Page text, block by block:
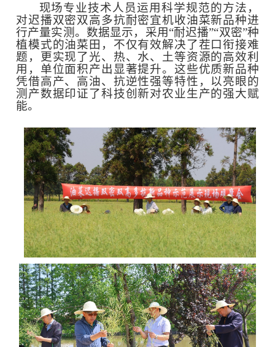
现场专业技术人员运用科学规范的方法，
对迟播双密双高多抗耐密宜机收油菜新品种进
行产量实测。数据显示，采用“耐迟播”“双密”种
植模式的油菜田，不仅有效解决了茬口衔接难
题，更实现了光、热、水、土等资源的高效利
用，单位面积产出显著提升。这些优质新品种
凭借高产、高油、抗逆性强等特性，以亮眼的
测产数据印证了科技创新对农业生产的强大赋
能。